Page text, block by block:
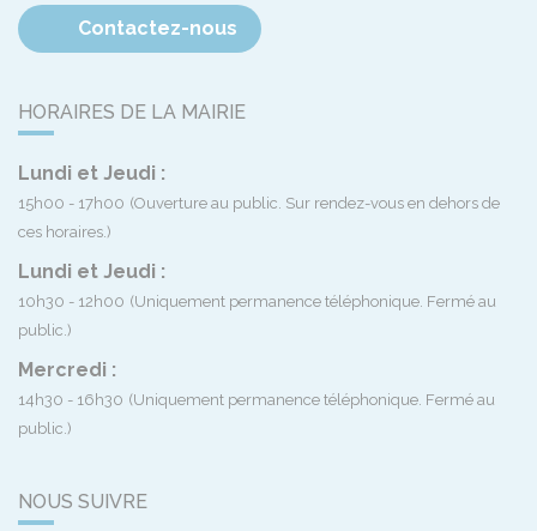
Contactez-nous
HORAIRES DE LA MAIRIE
Lundi et Jeudi :
15h00 - 17h00 (Ouverture au public. Sur rendez-vous en dehors de
ces horaires.)
Lundi et Jeudi :
10h30 - 12h00 (Uniquement permanence téléphonique. Fermé au
public.)
Mercredi :
14h30 - 16h30 (Uniquement permanence téléphonique. Fermé au
public.)
NOUS SUIVRE